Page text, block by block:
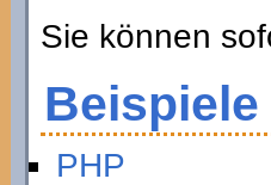
Sie können
PHP